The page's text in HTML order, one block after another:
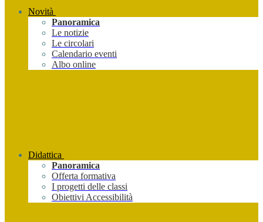
Novità
Panoramica
Le notizie
Le circolari
Calendario eventi
Albo online
Didattica
Panoramica
Offerta formativa
I progetti delle classi
Obiettivi Accessibilità